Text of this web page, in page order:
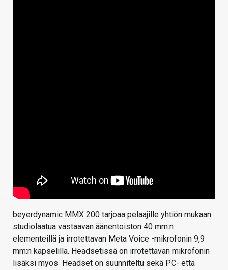
beyerdynamic MMX 200 tarjoaa pelaajille yhtiön mukaan
studiolaatua vastaavan äänentoiston 40 mm:n
elementeillä ja irrotettavan Meta Voice -mikrofonin 9,9
mm:n kapselilla. Headsetissä on irrotettavan mikrofonin
lisäksi myös Headset on suunniteltu sekä PC- että